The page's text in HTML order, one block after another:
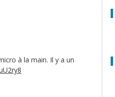
à la main. Il y a un